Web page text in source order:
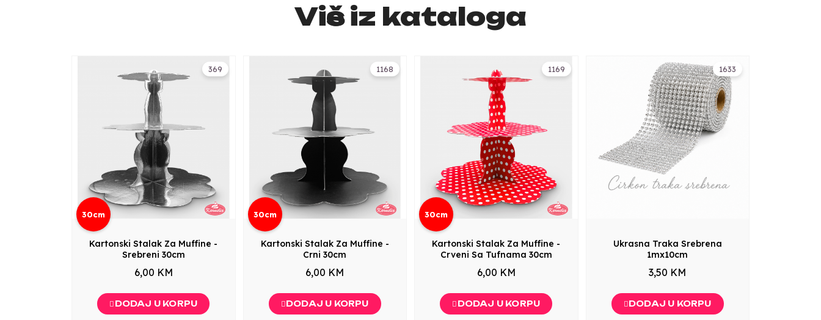
Više iz kataloga
369
30cm
Kartonski Stalak Za Muffine -
Srebreni 30cm
6,00 KM
DODAJ U KORPU
1168
30cm
Kartonski Stalak Za Muffine -
Crni 30cm
6,00 KM
DODAJ U KORPU
1169
30cm
Kartonski Stalak Za Muffine -
Crveni Sa Tufnama 30cm
6,00 KM
DODAJ U KORPU
1633
Ukrasna Traka Srebrena
1mx10cm
3,50 KM
DODAJ U KORPU